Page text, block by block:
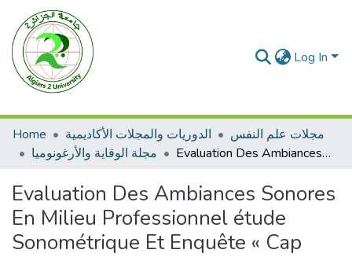
Log In
Home الدوريات والمجلات الأكاديمية
مجلات علم النفس
مجلة الوقاية والأرغونوميا
Evaluation Des Ambiances Sonores En Milieu Professionnel étude Sonométrique Et Enquête « Cap
Evaluation Des Ambiances Sonores
En Milieu Professionnel étude
Sonométrique Et Enquête « Cap